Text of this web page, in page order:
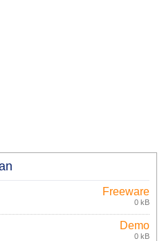
Freeware
0 kB
Demo
0 kB